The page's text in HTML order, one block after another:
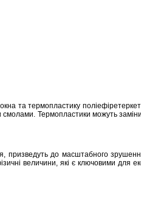
та термопластику
Термопластики можуть
призведуть до масштабного
величини, які є ключовими для